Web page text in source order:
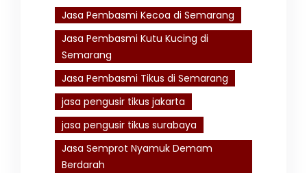
Jasa Pembasmi Kecoa di Semarang
Jasa Pembasmi Kutu Kucing di
Semarang
Jasa Pembasmi Tikus di Semarang
jasa pengusir tikus jakarta
jasa pengusir tikus surabaya
Jasa Semprot Nyamuk Demam
Berdarah